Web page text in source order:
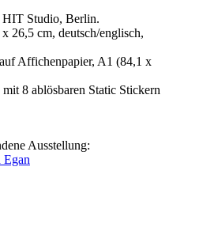
HIT Studio, Berlin.
26,5 cm, deutsch/englisch,
Affichenpapier, A1 (84,1 x
8 ablösbaren Static Stickern
Ausstellung:
Egan